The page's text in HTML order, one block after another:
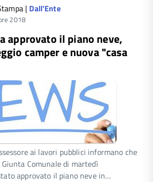
| Dall'Ente
2018
approvato il piano neve,
camper e nuova "casa
ai lavori pubblici informano che
Comunale di martedì
approvato il piano neve in…